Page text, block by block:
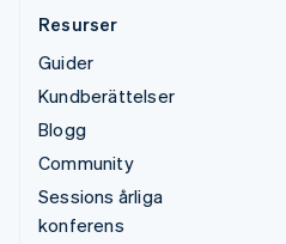
Resurser
Guider
Kundberättelser
Blogg
Community
Sessions årliga
konferens